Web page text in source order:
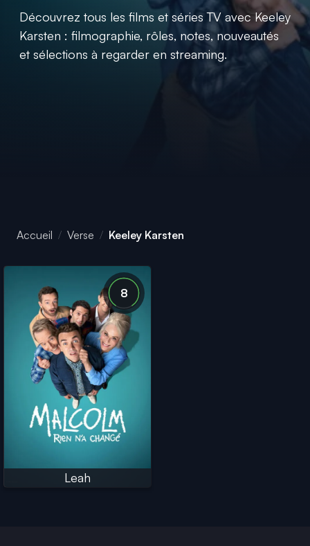
Découvrez tous les films et séries TV avec Keeley
Karsten : filmographie, rôles, notes, nouveautés
et sélections à regarder en streaming.
Accueil Verse Keeley Karsten
8
Leah